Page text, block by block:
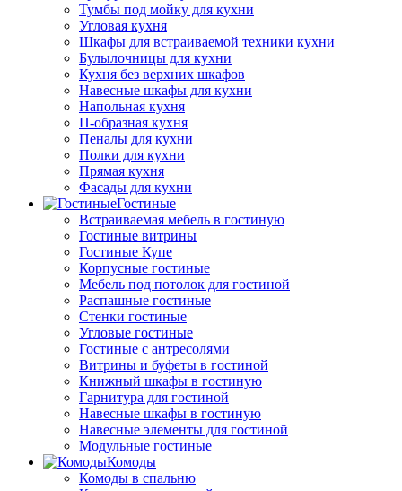
Тумбы под мойку для кухни
Угловая кухня
Шкафы для встраиваемой техники кухни
Булылочницы для кухни
Кухня без верхних шкафов
Навесные шкафы для кухни
Напольная кухня
П-образная кухня
Пеналы для кухни
Полки для кухни
Прямая кухня
Фасады для кухни
Гостиные
Встраиваемая мебель в гостиную
Гостиные витрины
Гостиные Купе
Корпусные гостиные
Мебель под потолок для гостиной
Распашные гостиные
Стенки гостиные
Угловые гостиные
Гостиные с антресолями
Витрины и буфеты в гостиной
Книжный шкафы в гостиную
Гарнитура для гостиной
Навесные шкафы в гостиную
Навесные элементы для гостиной
Модульные гостиные
Комоды
Комоды в спальню